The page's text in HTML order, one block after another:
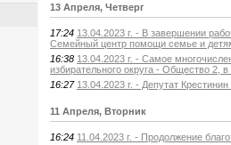
13 Апреля, Четверг
17:24 13.04.2023 г. - В завершении
Семейный центр помощи семье и
16:38 13.04.2023 г. - Самое
избирательного округа - Общество 2,
16:27 13.04.2023 г. - Депутат
11 Апреля, Вторник
16:24 11.04.2023 г. - Продолжение